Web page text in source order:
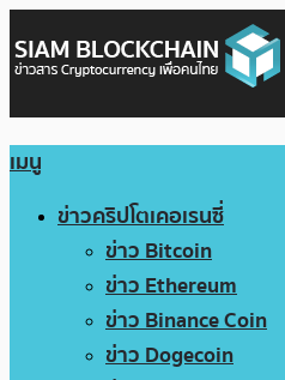
เมนู
ข่าวคริปโตเคอเรนซี่
ข่าว Bitcoin
ข่าว Ethereum
ข่าว Binance Coin
ข่าว Dogecoin